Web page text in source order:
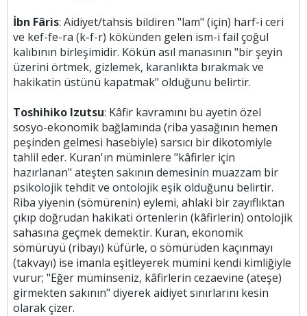
İbn Fâris: Aidiyet/tahsis bildiren "lam" (için) harf-i ceri
ve kef-fe-ra (k-f-r) kökünden gelen ism-i fail çoğul
kalıbının birleşimidir. Kökün asıl manasının "bir şeyin
üzerini örtmek, gizlemek, karanlıkta bırakmak ve
hakikatin üstünü kapatmak" olduğunu belirtir.
Toshihiko Izutsu: Kâfir kavramını bu ayetin özel
sosyo-ekonomik bağlamında (riba yasağının hemen
peşinden gelmesi hasebiyle) sarsıcı bir dikotomiyle
tahlil eder. Kuran'ın müminlere "kâfirler için
hazırlanan" ateşten sakının demesinin muazzam bir
psikolojik tehdit ve ontolojik eşik olduğunu belirtir.
Riba yiyenin (sömürenin) eylemi, ahlaki bir zayıflıktan
çıkıp doğrudan hakikati örtenlerin (kâfirlerin) ontolojik
sahasına geçmek demektir. Kuran, ekonomik
sömürüyü (ribayı) küfürle, o sömürüden kaçınmayı
(takvayı) ise imanla eşitleyerek mümini kendi kimliğiyle
vurur; "Eğer müminseniz, kâfirlerin cezaevine (ateşe)
girmekten sakının" diyerek aidiyet sınırlarını kesin
olarak çizer.